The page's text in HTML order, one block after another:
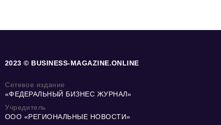
2023 © BUSINESS-MAGAZINE.ONLINE
Сетевое издание
«ФЕДЕРАЛЬНЫЙ БИЗНЕС ЖУРНАЛ»
Учредитель
ООО «РЕГИОНАЛЬНЫЕ НОВОСТИ»